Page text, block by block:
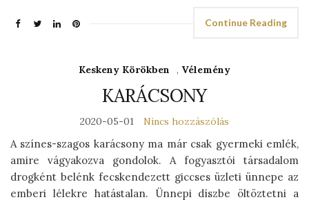
Continue Reading
Keskeny Körökben , Vélemény
KARÁCSONY
2020-05-01 Nincs hozzászólás
A színes-szagos karácsony ma már csak gyermeki emlék,
amire vágyakozva gondolok. A fogyasztói társadalom
drogként belénk fecskendezett giccses üzleti ünnepe az
emberi lélekre hatástalan. Ünnepi díszbe öltöztetni a